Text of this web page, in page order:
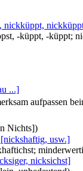
nickküppt,
-küppt, -küppt;
...]
aufpassen
Nichts])
usw.]
nicksichst]